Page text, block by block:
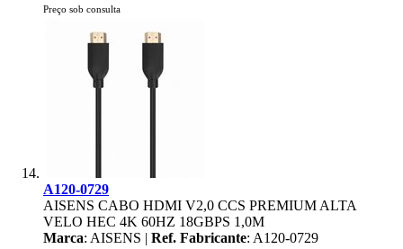
Preço sob consulta
A120-0729
AISENS CABO HDMI V2,0 CCS PREMIUM ALTA
VELO HEC 4K 60HZ 18GBPS 1,0M
Marca: AISENS | Ref. Fabricante: A120-0729